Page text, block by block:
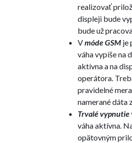
realizovať
displeji bude
bude už
Vmóde GSM je
váha vypíše na
aktívna a na
operátora.
pravidelné
namerané dáta
Trvalé vypnutie
váha aktívna.
opätovným